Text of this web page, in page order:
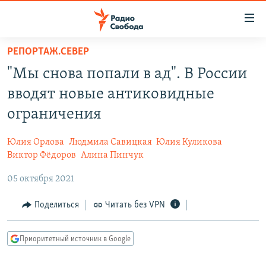
упрощенного
доступа
основному
Вернутся
главной
Вернутся
поиску
ПРОГРАММЫ
МНЕНИЯ
КАВКАЗ.РЕАЛИИ
СЕВЕР.РЕАЛИИ
РЕПОРТАЖ.СЕВЕР
"Мы снова попали в ад". В России
вводят новые антиковидные
ограничения
Юлия Орлова Людмила Савицкая Юлия Куликова
Виктор Фёдоров Алина Пинчук
05 октября 2021
Поделиться Читать без VPN
Приоритетный источник в Google